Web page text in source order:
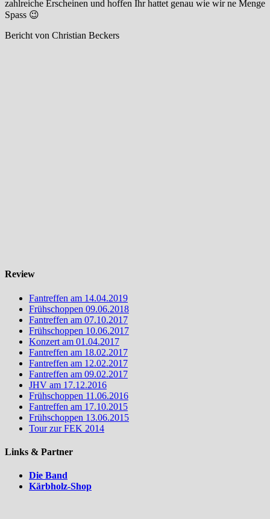
zahlreiche Erscheinen und hoffen Ihr hattet genau wie wir ne Menge
Spass 😉
Bericht von Christian Beckers
Review
Fantreffen am 14.04.2019
Frühschoppen 09.06.2018
Fantreffen am 07.10.2017
Frühschoppen 10.06.2017
Konzert am 01.04.2017
Fantreffen am 18.02.2017
Fantreffen am 12.02.2017
Fantreffen am 09.02.2017
JHV am 17.12.2016
Frühschoppen 11.06.2016
Fantreffen am 17.10.2015
Frühschoppen 13.06.2015
Tour zur FEK 2014
Links & Partner
Die Band
Kärbholz-Shop